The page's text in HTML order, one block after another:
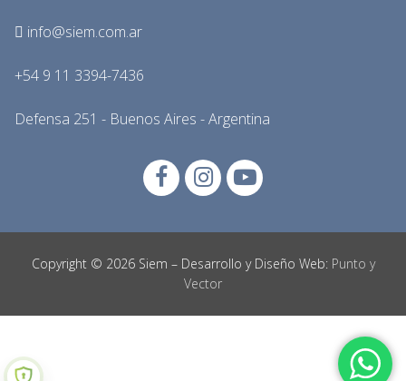
info@siem.com.ar
+54 9 11 3394-7436
Defensa 251 - Buenos Aires - Argentina
Copyright © 2026 Siem – Desarrollo y Diseño Web: Punto y
Vector